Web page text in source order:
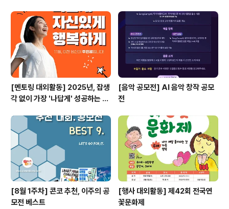
[멘토링 대외활동] 2025년, 잡생
각 없이 가장 '나답게' 성공하는 법
[음악 공모전] AI 음악 창작 공모
전
[8월 1주차] 콘코 추천, 이주의 공
모전 베스트
[행사 대외활동] 제42회 전국연
꽃문화제